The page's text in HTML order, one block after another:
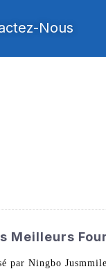
Nous
Meilleurs
par Ningbo